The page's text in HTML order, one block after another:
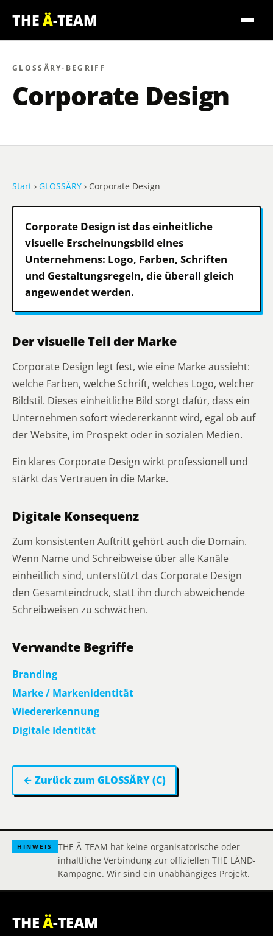
THEÄ-TEAM
GLOSSÄRY-BEGRIFF
Corporate Design
Start › GLOSSÄRY › Corporate Design
Corporate Design ist das einheitliche
visuelle Erscheinungsbild eines
Unternehmens: Logo, Farben, Schriften
und Gestaltungsregeln, die überall gleich
angewendet werden.
Der visuelle Teil der Marke
Corporate Design legt fest, wie eine Marke aussieht:
welche Farben, welche Schrift, welches Logo, welcher
Bildstil. Dieses einheitliche Bild sorgt dafür, dass ein
Unternehmen sofort wiedererkannt wird, egal ob auf
der Website, im Prospekt oder in sozialen Medien.
Ein klares Corporate Design wirkt professionell und
stärkt das Vertrauen in die Marke.
Digitale Konsequenz
Zum konsistenten Auftritt gehört auch die Domain.
Wenn Name und Schreibweise über alle Kanäle
einheitlich sind, unterstützt das Corporate Design
den Gesamteindruck, statt ihn durch abweichende
Schreibweisen zu schwächen.
Verwandte Begriffe
Branding
Marke / Markenidentität
Wiedererkennung
Digitale Identität
← Zurück zum GLOSSÄRY (C)
HINWEIS
THE Ä-TEAM hat keine organisatorische oder
inhaltliche Verbindung zur offiziellen THE LÄND-
Kampagne. Wir sind ein unabhängiges Projekt.
THEÄ-TEAM